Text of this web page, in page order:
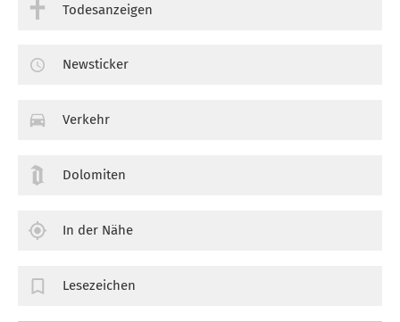
Todesanzeigen
Newsticker
Verkehr
Dolomiten
In der Nähe
Lesezeichen